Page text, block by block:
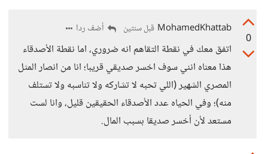
0
MohamedKhattab قبل سنتين أضف ردا
اتفق معك في نقطة التقاهم انه ضروري، اما نقطة الأصدقاء
هذا معناه انني سوف اخسر صديقي قريبا؛ انا من انصار المثل
المصري الشهير (اللي تحبه لا تشاركه ولا تناسبه ولا تستلف
منه)؛ وفي الحياه عدد الأصدقاء الحقيقين قليل، وانا لست
مستعد لأن أخسر صديقا بسبب المال.